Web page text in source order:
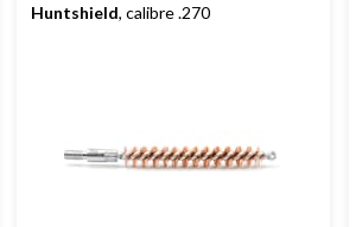
Huntshield, calibre .270